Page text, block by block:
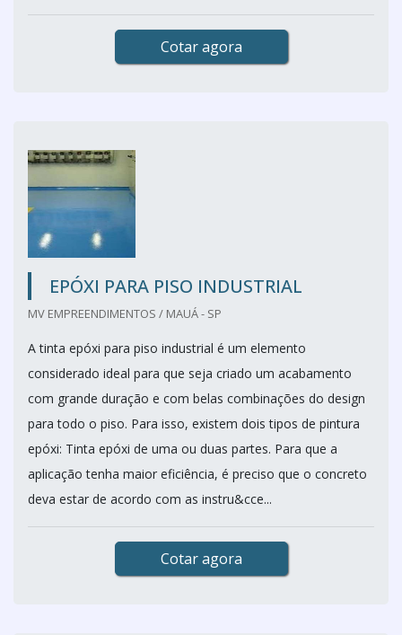
Cotar agora
EPÓXI PARA PISO INDUSTRIAL
MV EMPREENDIMENTOS / MAUÁ - SP
A tinta epóxi para piso industrial é um elemento
considerado ideal para que seja criado um acabamento
com grande duração e com belas combinações do design
para todo o piso. Para isso, existem dois tipos de pintura
epóxi: Tinta epóxi de uma ou duas partes. Para que a
aplicação tenha maior eficiência, é preciso que o concreto
deva estar de acordo com as instru&cce...
Cotar agora